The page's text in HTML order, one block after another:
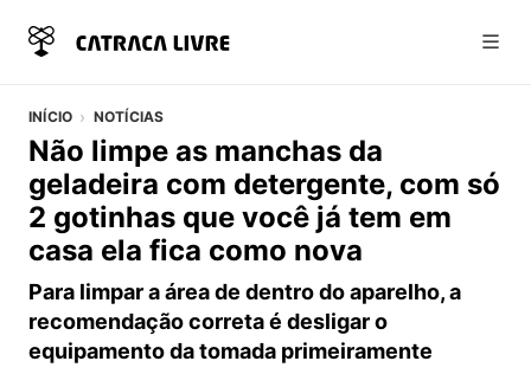
INÍCIO NOTÍCIAS
Não limpe as manchas da
geladeira com detergente, com só
2 gotinhas que você já tem em
casa ela fica como nova
Para limpar a área de dentro do aparelho, a
recomendação correta é desligar o
equipamento da tomada primeiramente